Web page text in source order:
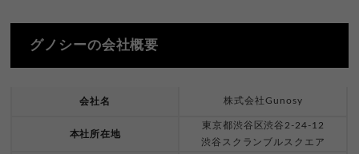
グノシーの会社概要
会社名 株式会社Gunosy
本社所在地
東京都渋谷区渋谷2-24-12
渋谷スクランブルスクエア